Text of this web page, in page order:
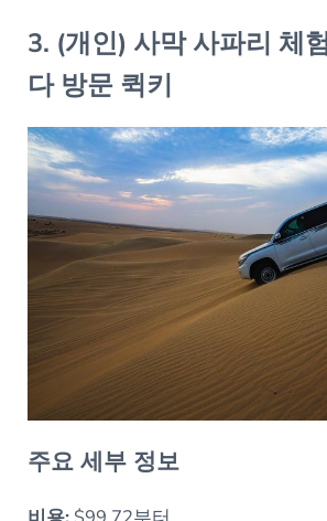
3. (개인) 사막 사파리 체
다 방문 퀵키
주요 세부 정보